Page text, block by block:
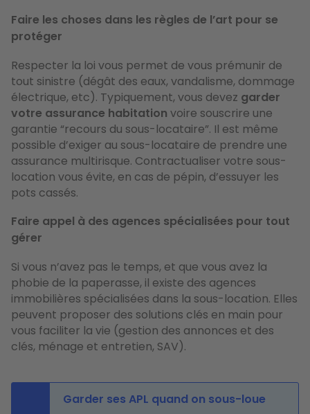
Faire les choses dans les règles de l’art pour se
protéger
Respecter la loi vous permet de vous prémunir de
tout sinistre (dégât des eaux, vandalisme, dommage
électrique, etc). Typiquement, vous devez garder
votre assurance habitation voire souscrire une
garantie “recours du sous-locataire”. Il est même
possible d’exiger au sous-locataire de prendre une
assurance multirisque. Contractualiser votre sous-
location vous évite, en cas de pépin, d’essuyer les
pots cassés.
Faire appel à des agences spécialisées pour tout
gérer
Si vous n’avez pas le temps, et que vous avez la
phobie de la paperasse, il existe des agences
immobilières spécialisées dans la sous-location. Elles
peuvent proposer des solutions clés en main pour
vous faciliter la vie (gestion des annonces et des
clés, ménage et entretien, SAV).
Garder ses APL quand on sous-loue